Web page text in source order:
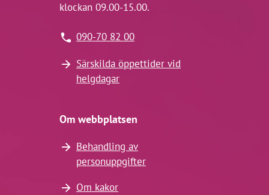
klockan 09.00-15.00.
090-70 82 00
Särskilda öppettider vid
helgdagar
Om webbplatsen
Behandling av
personuppgifter
Om kakor